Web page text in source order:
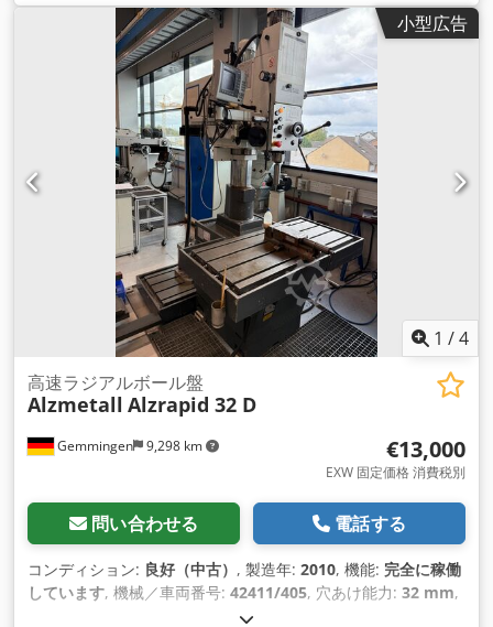
小型広告
1 /4
Gemmingen 9,298 km
高速ラジアルボール盤
Alzmetall Alzrapid 32 D
€13,000
EXW 固定価格 消費税別
問い合わせる 電話する
コンディション: 良好（中古） , 製造年: 2010, 機能: 完全に稼働
しています, 機械／車両番号: 42411/405, 穴あけ能力: 32 mm,
2,300 kg（キログラム）